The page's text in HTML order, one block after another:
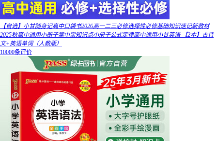
【自选】小甘随身记高中口袋书2026高一二三必修选择性必修基础知识速记新教材
2025秋高中通用小册子掌中宝知识点小册子公式定律高中通用小甘英语 【2本】古诗
文+英语单词（人教版）
10000条评价